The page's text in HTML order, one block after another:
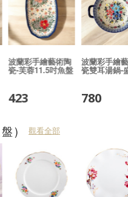
波蘭彩手繪藝術陶
瓷-芙蓉11.5吋魚盤
423
波蘭彩手繪
瓷雙耳湯鍋-
780
) 觀看全部